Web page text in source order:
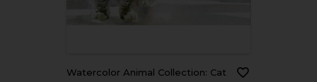
Watercolor Animal Collection: Cat